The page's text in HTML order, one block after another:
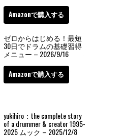
Amazonで購入する
ゼロからはじめる！最短
30日でドラムの基礎習得
メニュー – 2026/9/16
Amazonで購入する
yukihiro：the complete story
of a drummer & creator 1995-
2025 ムック – 2025/12/8